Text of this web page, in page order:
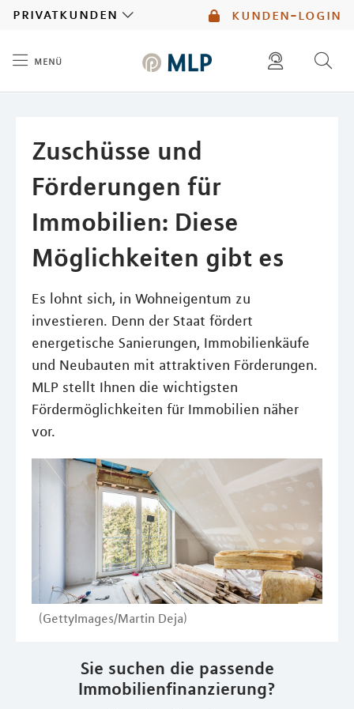
kunden-login
privatkunden
menü
Zuschüsse und
Förderungen für
Immobilien: Diese
Möglichkeiten gibt es
Es lohnt sich, in Wohneigentum zu
investieren. Denn der Staat fördert
energetische Sanierungen, Immobilienkäufe
und Neubauten mit attraktiven Förderungen.
MLP stellt Ihnen die wichtigsten
Fördermöglichkeiten für Immobilien näher
vor.
(GettyImages/Martin Deja)
Sie suchen die passende
Immobilienfinanzierung?